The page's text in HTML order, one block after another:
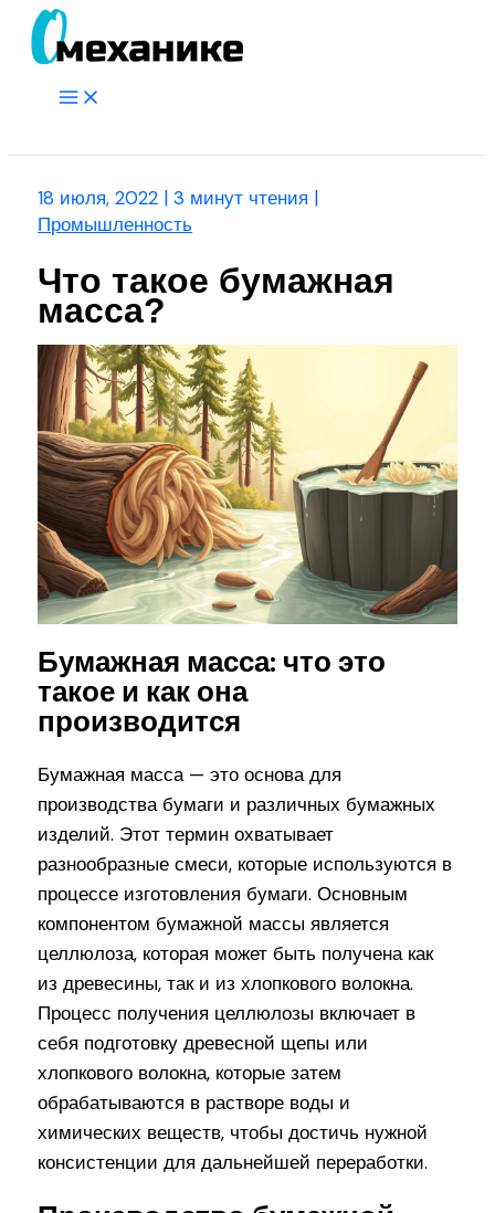
Перейти
Main
18 июля, 2022 |3 минут чтения |
Промышленность
Что такое бумажная
масса?
Бумажная масса: что это
такое и как она
производится
Бумажная масса — это основа для
производства бумаги и различных бумажных
изделий. Этот термин охватывает
разнообразные смеси, которые используются в
процессе изготовления бумаги. Основным
компонентом бумажной массы является
целлюлоза, которая может быть получена как
из древесины, так и из хлопкового волокна.
Процесс получения целлюлозы включает в
себя подготовку древесной щепы или
хлопкового волокна, которые затем
обрабатываются в растворе воды и
химических веществ, чтобы достичь нужной
консистенции для дальнейшей переработки.